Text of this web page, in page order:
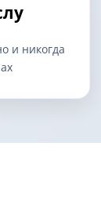
и никогда